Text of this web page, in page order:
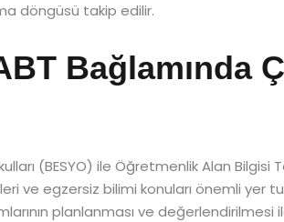
döngüsü takip edilir.
Bağlamında
(BESYO) ile Öğretmenlik Alan Bilgisi
ve egzersiz bilimi konuları önemli yer
planlanması ve değerlendirilmesi